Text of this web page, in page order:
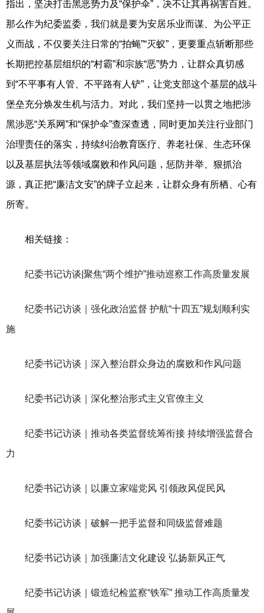
指出，坚决打击黑恶势力及“保护伞”，决不让其再祸害百姓。
那么作为纪委监委，我们就是要为安居乐业而谋、为公平正
义而战，不仅要关注日常的“拍蝇”“灭蚁”，更要重点斩断那些
长期把控基层组织的“村霸”和宗族“恶”势力，让群众真切感
到“不平事有人管、不平路有人铲”，让党支部这个基层的战斗
堡垒充分焕发生机与活力。对此，我们坚持一以贯之地把涉
黑涉恶“关系网”和“保护伞”查深查透，同时更加关注行业部门
治理责任的落实，持续纠治教育医疗、养老社保、生态环保
以及基层执法等领域腐败和作风问题，惩防并举、狠抓治
源，真正把“廉洁文安”的牌子立起来，让群众身有所栖、心有
所寄。
相关链接：
纪委书记访谈|聚焦“两个维护”推动巡察工作高质量发展
纪委书记访谈｜强化政治监督 护航“十四五”规划顺利实
施
纪委书记访谈｜深入整治群众身边的腐败和作风问题
纪委书记访谈｜深化整治形式主义官僚主义
纪委书记访谈｜推动各类监督统筹衔接 持续增强监督合
力
纪委书记访谈｜以廉立家端党风 引领政风促民风
纪委书记访谈｜破解一把手监督和同级监督难题
纪委书记访谈｜加强廉洁文化建设 弘扬新风正气
纪委书记访谈｜锻造纪检监察“铁军” 推动工作高质量发